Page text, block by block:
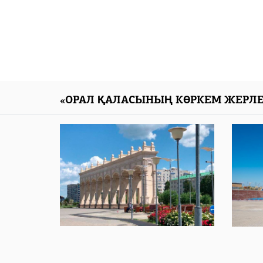
«ОРАЛ ҚАЛАСЫНЫҢ КӨРКЕМ